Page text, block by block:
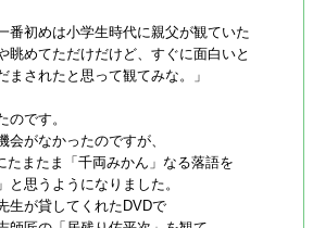
番初めは小学生時代に親父が観ていた
眺めてただけだけど、すぐに面白いと
されたと思って観てみな。」
のです。
会がなかったのですが、
たまたま「千両みかん」なる落語を
思うようになりました。
生が貸してくれたDVDで